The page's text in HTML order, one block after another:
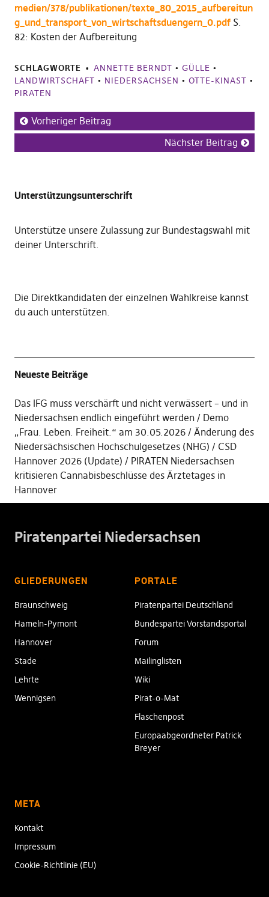
medien/378/publikationen/texte_80_2015_aufbereitun
g_und_transport_von_wirtschaftsduengern_0.pdfS.
82: Kosten der Aufbereitung
SCHLAGWORTE ANNETTE BERNDT • GÜLLE •
LANDWIRTSCHAFT • NIEDERSACHSEN • OTTE-KINAST •
PIRATEN
Vorheriger Beitrag
Nächster Beitrag
Unterstützungsunterschrift
Unterstütze unsere Zulassung zur Bundestagswahl mit
deiner Unterschrift.
Die Direktkandidaten der einzelnen Wahlkreise kannst
du auch unterstützen.
Neueste Beiträge
Das IFG muss verschärft und nicht verwässert – und in
Niedersachsen endlich eingeführt werden
Demo
„Frau. Leben. Freiheit.“ am 30.05.2026
Änderung des
Niedersächsischen Hochschulgesetzes (NHG)
CSD
Hannover 2026 (Update)
PIRATEN Niedersachsen
kritisieren Cannabisbeschlüsse des Ärztetages in
Hannover
Piratenpartei Niedersachsen
GLIEDERUNGEN
Braunschweig
Hameln-Pymont
Hannover
Stade
Lehrte
Wennigsen
PORTALE
Piratenpartei Deutschland
Bundespartei Vorstandsportal
Forum
Mailinglisten
Wiki
Pirat-o-Mat
Flaschenpost
Europaabgeordneter Patrick
Breyer
META
Kontakt
Impressum
Cookie-Richtlinie (EU)